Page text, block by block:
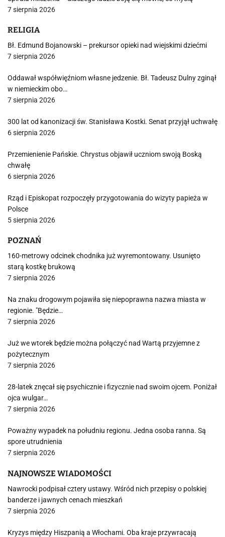
7 sierpnia 2026
RELIGIA
Bł. Edmund Bojanowski – prekursor opieki nad wiejskimi dziećmi
7 sierpnia 2026
Oddawał współwięźniom własne jedzenie. Bł. Tadeusz Dulny zginął
w niemieckim obo…
7 sierpnia 2026
300 lat od kanonizacji św. Stanisława Kostki. Senat przyjął uchwałę
6 sierpnia 2026
Przemienienie Pańskie. Chrystus objawił uczniom swoją Boską
chwałę
6 sierpnia 2026
Rząd i Episkopat rozpoczęły przygotowania do wizyty papieża w
Polsce
5 sierpnia 2026
POZNAŃ
160-metrowy odcinek chodnika już wyremontowany. Usunięto
starą kostkę brukową
7 sierpnia 2026
Na znaku drogowym pojawiła się niepoprawna nazwa miasta w
regionie. "Będzie…
7 sierpnia 2026
Już we wtorek będzie można połączyć nad Wartą przyjemne z
pożytecznym
7 sierpnia 2026
28-latek znęcał się psychicznie i fizycznie nad swoim ojcem. Poniżał
ojca wulgar…
7 sierpnia 2026
Poważny wypadek na południu regionu. Jedna osoba ranna. Są
spore utrudnienia
7 sierpnia 2026
NAJNOWSZE WIADOMOŚCI
Nawrocki podpisał cztery ustawy. Wśród nich przepisy o polskiej
banderze i jawnych cenach mieszkań
7 sierpnia 2026
Kryzys między Hiszpanią a Włochami. Oba kraje przywracają